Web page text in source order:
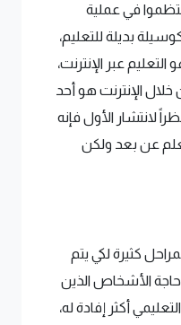
في عملية
بديلة للتعليم،
عبر الإنترنت،
خلال الإنترنت هو أحد
لانتشار الأول فإنه
عن بعد ولكن
كثيرة لكي يتم
الأشخاص الذين
أكثر إفادة له،